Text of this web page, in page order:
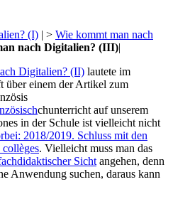
(I) | > Wie kommt man nach
nach Digitalien? (III)|
Digitalien? (II) lautete im
über einem der Artikel zum
chunterricht auf unserem
in der Schule ist vielleicht nicht
2018/2019. Schluss mit den
collèges. Vielleicht muss man das
Sichtangehen, denn
Anwendung suchen, daraus kann